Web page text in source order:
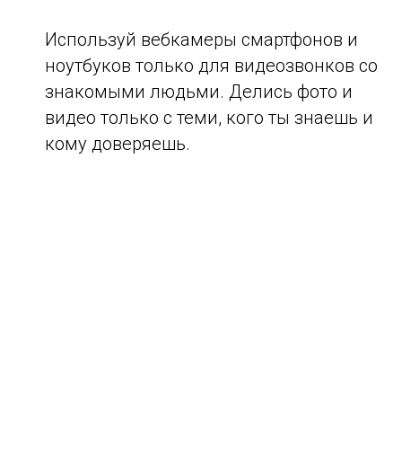
Используй вебкамеры смартфонов и
ноутбуков только для видеозвонков со
знакомыми людьми. Делись фото и
видео только с теми, кого ты знаешь и
кому доверяешь.